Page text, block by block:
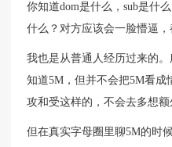
你知道dom是什么，sub是什
什么？对方应该会一脸懵逼，
我也是从普通人经历过来的
知道5M，但并不会把5M看成
攻和受这样的，不会去多想额
但在真实字母圈里聊5M的时